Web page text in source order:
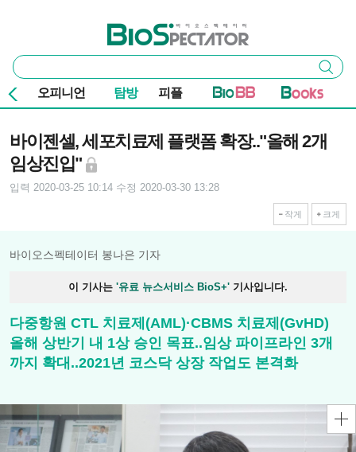
바이오스펙테이터
통
합
검
색
검색
오피니언 탐방 피플
바이젠셀, 세포치료제 플랫폼 확장.."올해 2개
임상진입"
입력 2020-03-25 10:14 수정 2020-03-30 13:28
작게 크게
바이오스펙테이터 봉나은 기자
이 기사는 '유료 뉴스서비스 BioS+' 기사입니다.
다중항원 CTL 치료제(AML)·CBMS 치료제(GvHD)
올해 상반기 내 1상 승인 목표..임상 파이프라인 3개
까지 확대..2021년 코스닥 상장 작업도 본격화